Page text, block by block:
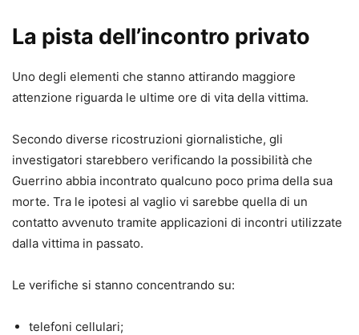
La pista dell’incontro privato
Uno degli elementi che stanno attirando maggiore
attenzione riguarda le ultime ore di vita della vittima.
Secondo diverse ricostruzioni giornalistiche, gli
investigatori starebbero verificando la possibilità che
Guerrino abbia incontrato qualcuno poco prima della sua
morte. Tra le ipotesi al vaglio vi sarebbe quella di un
contatto avvenuto tramite applicazioni di incontri utilizzate
dalla vittima in passato.
Le verifiche si stanno concentrando su:
telefoni cellulari;